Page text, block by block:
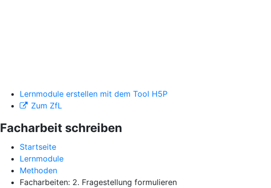
Lernmodule erstellen mit dem Tool H5P
Zum ZfL
Facharbeit schreiben
Startseite
Lernmodule
Methoden
Facharbeiten: 2. Fragestellung formulieren